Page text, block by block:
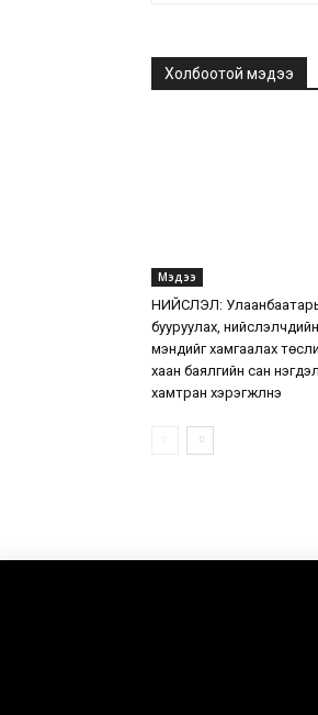
Холбоотой мэдээ
Мэдээ
НИЙСЛЭЛ:
бууруулах, нийслэлчүүдийн
мэндийг хамгаалах
хаан баялгийн сан
хамтран хэрэгжүүлнэ